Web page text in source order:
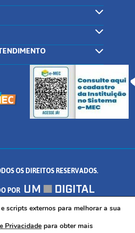
ferramentas
OS DIREITOS RESERVADOS.
POR
328 - PALMEIRAS, FORMIGA/MG - CEP:
35.574.530
scripts externos para melhorar a sua
Privacidade para obter mais